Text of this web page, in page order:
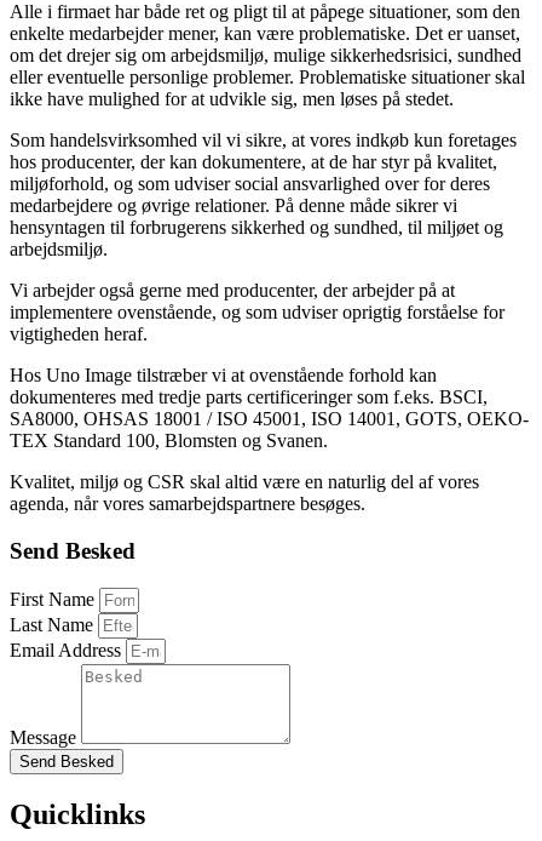
Alle i firmaet har både ret og pligt til at påpege situationer, som den
enkelte medarbejder mener, kan være problematiske. Det er uanset,
om det drejer sig om arbejdsmiljø, mulige sikkerhedsrisici, sundhed
eller eventuelle personlige problemer. Problematiske situationer skal
ikke have mulighed for at udvikle sig, men løses på stedet.
Som handelsvirksomhed vil vi sikre, at vores indkøb kun foretages
hos producenter, der kan dokumentere, at de har styr på kvalitet,
miljøforhold, og som udviser social ansvarlighed over for deres
medarbejdere og øvrige relationer. På denne måde sikrer vi
hensyntagen til forbrugerens sikkerhed og sundhed, til miljøet og
arbejdsmiljø.
Vi arbejder også gerne med producenter, der arbejder på at
implementere ovenstående, og som udviser oprigtig forståelse for
vigtigheden heraf.
Hos Uno Image tilstræber vi at ovenstående forhold kan
dokumenteres med tredje parts certificeringer som f.eks. BSCI,
SA8000, OHSAS 18001 / ISO 45001, ISO 14001, GOTS, OEKO-
TEX Standard 100, Blomsten og Svanen.
Kvalitet, miljø og CSR skal altid være en naturlig del af vores
agenda, når vores samarbejdspartnere besøges.
Send Besked
First Name
Last Name
Email Address
Message
Send Besked
Quicklinks